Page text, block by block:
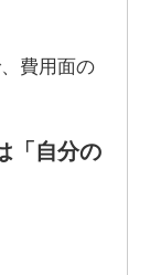
費用面の
「自分の